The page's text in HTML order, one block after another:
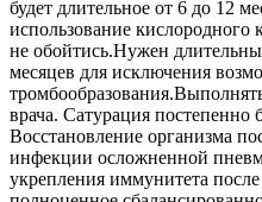
будет длительное от 6 до 12
использование кислородного
не обойтись.Нужен
месяцев для исключения
врача. Сатурация постепенно
Восстановление организма
инфекции осложненной
укрепления иммунитета